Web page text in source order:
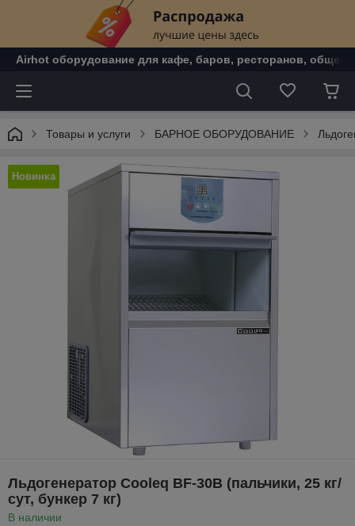
Airhot оборудование для кафе, баров, ресторанов,
Товары и услуги БАРНОЕ ОБОРУДОВАНИЕ
Новинка
Льдогенератор Cooleq BF-30B (пальчики, 25 кг/
сут, бункер 7 кг)
В наличии